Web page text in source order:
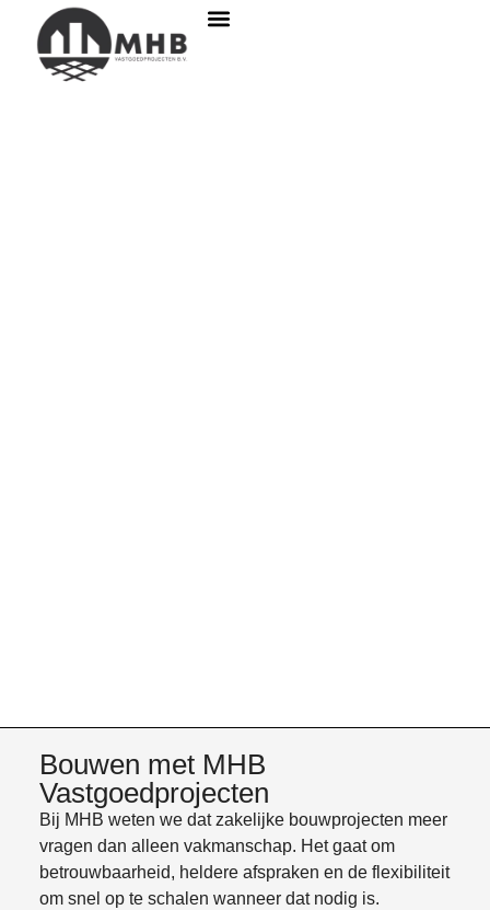
Bouwen met MHB
Vastgoedprojecten​
Bij MHB weten we dat zakelijke bouwprojecten meer
vragen dan alleen vakmanschap. Het gaat om
betrouwbaarheid, heldere afspraken en de flexibiliteit
om snel op te schalen wanneer dat nodig is.